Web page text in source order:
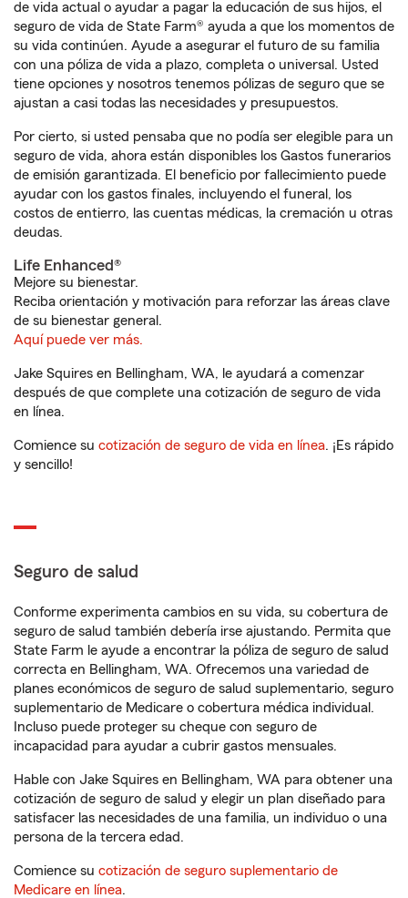
de vida actual o ayudar a pagar la educación de sus hijos, el
seguro de vida de State Farm® ayuda a que los momentos de
su vida continúen. Ayude a asegurar el futuro de su familia
con una póliza de vida a plazo, completa o universal. Usted
tiene opciones y nosotros tenemos pólizas de seguro que se
ajustan a casi todas las necesidades y presupuestos.
Por cierto, si usted pensaba que no podía ser elegible para un
seguro de vida, ahora están disponibles los Gastos funerarios
de emisión garantizada. El beneficio por fallecimiento puede
ayudar con los gastos finales, incluyendo el funeral, los
costos de entierro, las cuentas médicas, la cremación u otras
deudas.
Life Enhanced®
Mejore su bienestar.
Reciba orientación y motivación para reforzar las áreas clave
de su bienestar general.
Aquí puede ver más.
Jake Squires en Bellingham, WA, le ayudará a comenzar
después de que complete una cotización de seguro de vida
en línea.
Comience su cotización de seguro de vida en línea. ¡Es rápido
y sencillo!
Seguro de salud
Conforme experimenta cambios en su vida, su cobertura de
seguro de salud también debería irse ajustando. Permita que
State Farm le ayude a encontrar la póliza de seguro de salud
correcta en Bellingham, WA. Ofrecemos una variedad de
planes económicos de seguro de salud suplementario, seguro
suplementario de Medicare o cobertura médica individual.
Incluso puede proteger su cheque con seguro de
incapacidad para ayudar a cubrir gastos mensuales.
Hable con Jake Squires en Bellingham, WA para obtener una
cotización de seguro de salud y elegir un plan diseñado para
satisfacer las necesidades de una familia, un individuo o una
persona de la tercera edad.
Comience su cotización de seguro suplementario de
Medicare en línea.